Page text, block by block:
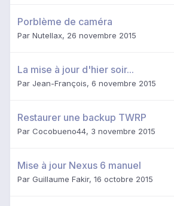
Porblème de caméra
Par Nutellax, 26 novembre 2015
La mise à jour d'hier soir...
Par Jean-François, 6 novembre 2015
Restaurer une backup TWRP
Par Cocobueno44, 3 novembre 2015
Mise à jour Nexus 6 manuel
Par Guillaume Fakir, 16 octobre 2015